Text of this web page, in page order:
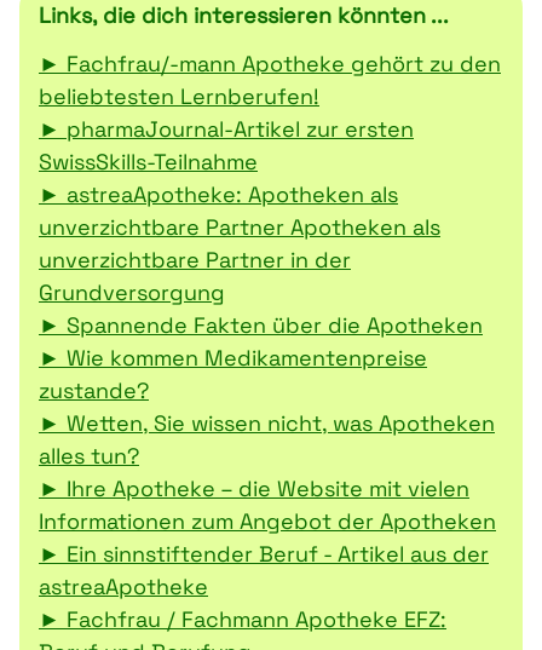
Links, die dich interessieren könnten ...
► Fachfrau/-mann Apotheke gehört zu den
beliebtesten Lernberufen!
► pharmaJournal-Artikel zur ersten
SwissSkills-Teilnahme
► astreaApotheke: Apotheken als
unverzichtbare Partner Apotheken als
unverzichtbare Partner in der
Grundversorgung
► Spannende Fakten über die Apotheken
► Wie kommen Medikamentenpreise
zustande?
► Wetten, Sie wissen nicht, was Apotheken
alles tun?
► Ihre Apotheke – die Website mit vielen
Informationen zum Angebot der Apotheken
► Ein sinnstiftender Beruf - Artikel aus der
astreaApotheke
► Fachfrau / Fachmann Apotheke EFZ: